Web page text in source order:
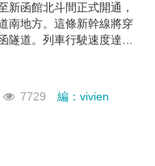
新函館北斗間正式開通，
南地方。這條新幹線將穿
隧道。列車行駛速度達到
7729 編：vivien